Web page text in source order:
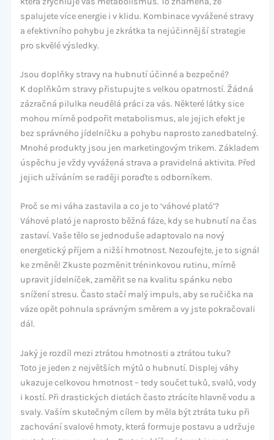
spalujete více energie i v klidu. Kombinace vyvážené stravy
a efektivního pohybu je zkrátka ta nejúčinnější strategie
pro skvělé výsledky.
Jsou doplňky stravy na hubnutí účinné a bezpečné?
K doplňkům stravy přistupujte s velkou opatrností. Žádná
zázračná pilulka neudělá práci za vás. Některé látky sice
mohou mírně podpořit metabolismus, ale jejich efekt je
bez správného jídelníčku a pohybu naprosto zanedbatelný.
Mnohé produkty jsou jen marketingovým trikem. Základem
úspěchu je vždy vyvážená strava a pravidelná aktivita. Před
jejich užíváním se raději poraďte s odborníkem.
Proč se mi váha zastavila a co je to ‘váhové plató’?
Váhové plató je naprosto běžná fáze, kdy se hubnutí na čas
zastaví. Vaše tělo se jednoduše adaptovalo na nový
energetický příjem a nižší hmotnost. Nezoufejte, je to signál
ke změně! Zkuste pozměnit tréninkovou rutinu, mírně
upravit jídelníček, zaměřit se na kvalitu spánku nebo
snížení stresu. Často stačí malý impuls, aby se ručička na
váze opět pohnula správným směrem a vy jste pokračovali
dál.
Jaký je rozdíl mezi ztrátou hmotnosti a ztrátou tuku?
Toto je jeden z největších mýtů o hubnutí. Displej váhy
ukazuje celkovou hmotnost – tedy součet tuků, svalů, vody
i kostí. Při drastických dietách často ztrácíte hlavně vodu a
svaly. Vaším skutečným cílem by měla být ztráta tuku při
zachování svalové hmoty, která formuje postavu a udržuje